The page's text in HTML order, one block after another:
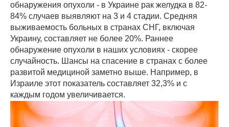
обнаружения опухоли - в Украине рак желудка в 82-
84% случаев выявляют на 3 и 4 стадии. Средняя
выживаемость больных в странах СНГ, включая
Украину, составляет не более 20%. Раннее
обнаружение опухоли в наших условиях - скорее
случайность. Шансы на спасение в странах с более
развитой медициной заметно выше. Например, в
Израиле этот показатель составляет 32,3% и с
каждым годом увеличивается.